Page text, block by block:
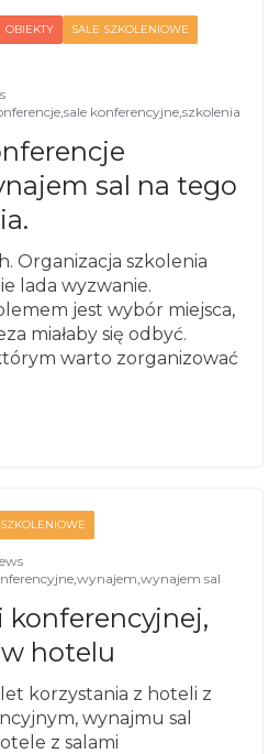
OBIEKTY
SALE SZKOLENIOWE
,sale konferencyjne,szkolenia
sal na tego
Organizacja szkolenia
lada wyzwanie.
jest wybór miejsca,
miałaby się odbyć.
warto zorganizować
,wynajem,wynajem sal
konferencyjnej,
hotelu
korzystania z hoteli z
wynajmu sal
z salami